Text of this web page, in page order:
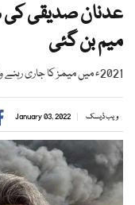
میم بن گئی
2021ء میں میمز کا جاری رہنے والا سلسلہ اب نئے سال میں بھی داخل ہوچکا ہے
ویب ڈیسک January 03, 2022